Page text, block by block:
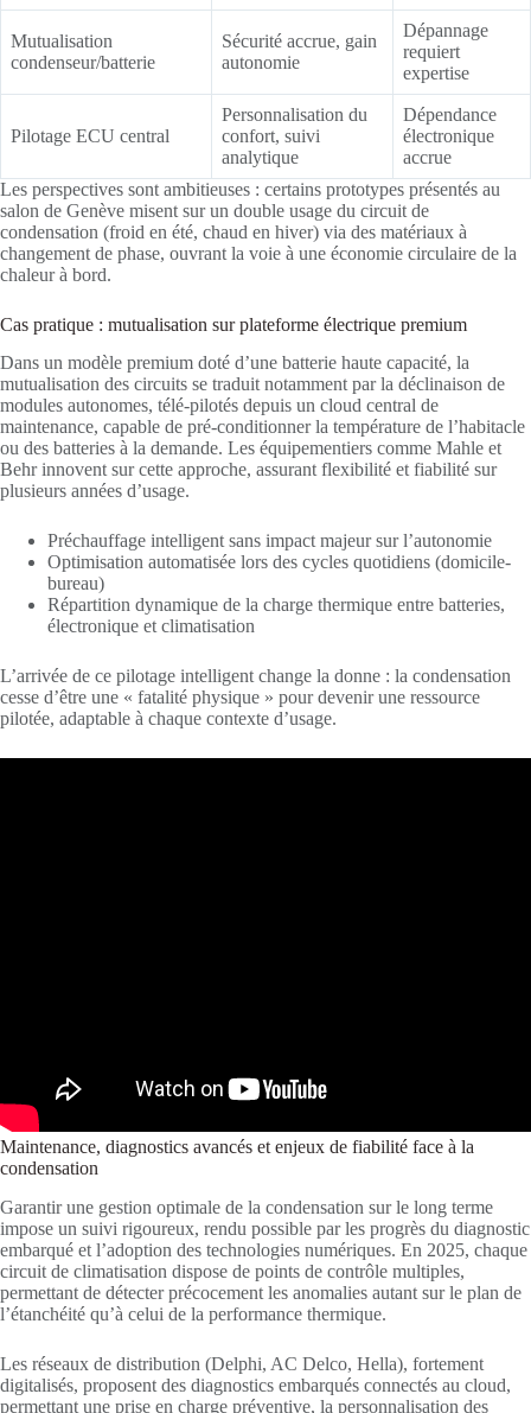
Mutualisation
condenseur/batterie
Sécurité accrue, gain
autonomie
Dépannage
requiert
expertise
Pilotage ECU central
Personnalisation du
confort, suivi
analytique
Dépendance
électronique
accrue
Les perspectives sont ambitieuses : certains prototypes présentés au
salon de Genève misent sur un double usage du circuit de
condensation (froid en été, chaud en hiver) via des matériaux à
changement de phase, ouvrant la voie à une économie circulaire de la
chaleur à bord.
Cas pratique : mutualisation sur plateforme électrique premium
Dans un modèle premium doté d’une batterie haute capacité, la
mutualisation des circuits se traduit notamment par la déclinaison de
modules autonomes, télé-pilotés depuis un cloud central de
maintenance, capable de pré-conditionner la température de l’habitacle
ou des batteries à la demande. Les équipementiers comme Mahle et
Behr innovent sur cette approche, assurant flexibilité et fiabilité sur
plusieurs années d’usage.
Préchauffage intelligent sans impact majeur sur l’autonomie
Optimisation automatisée lors des cycles quotidiens (domicile-
bureau)
Répartition dynamique de la charge thermique entre batteries,
électronique et climatisation
L’arrivée de ce pilotage intelligent change la donne : la condensation
cesse d’être une « fatalité physique » pour devenir une ressource
pilotée, adaptable à chaque contexte d’usage.
Maintenance, diagnostics avancés et enjeux de fiabilité face à la
condensation
Garantir une gestion optimale de la condensation sur le long terme
impose un suivi rigoureux, rendu possible par les progrès du diagnostic
embarqué et l’adoption des technologies numériques. En 2025, chaque
circuit de climatisation dispose de points de contrôle multiples,
permettant de détecter précocement les anomalies autant sur le plan de
l’étanchéité qu’à celui de la performance thermique.
Les réseaux de distribution (Delphi, AC Delco, Hella), fortement
digitalisés, proposent des diagnostics embarqués connectés au cloud,
permettant une prise en charge préventive, la personnalisation des